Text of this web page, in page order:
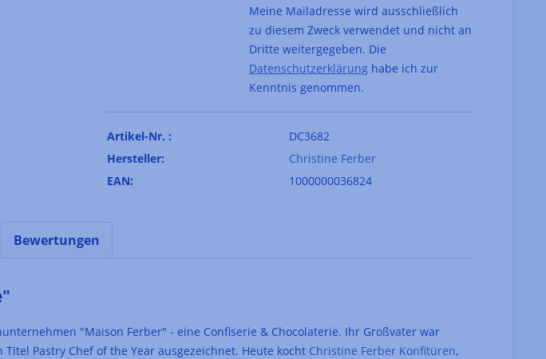
Meine Mailadresse wird ausschließlich
zu diesem Zweck verwendet und nicht an
Dritte weitergegeben. Die
Datenschutzerklärunghabe ich zur
Kenntnis genommen.
Artikel-Nr. :
DC3682
Hersteller:
Christine Ferber
EAN:
1000000036824
Bewertungen
"Maison Ferber" - eine Confiserie & Chocolaterie. Ihr Großvater war
Pastry Chef of the Year ausgezeichnet. Heute kocht Christine Ferber Konfitüren,